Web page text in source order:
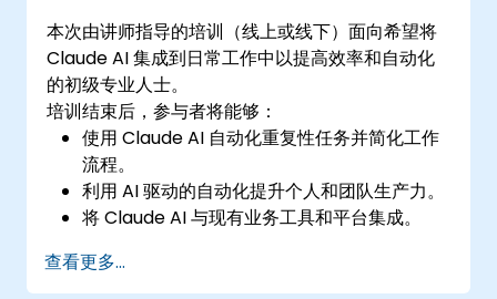
本次由讲师指导的培训（线上或线下）面向希望将
Claude AI 集成到日常工作中以提高效率和自动化
的初级专业人士。
培训结束后，参与者将能够：
使用 Claude AI 自动化重复性任务并简化工作
流程。
利用 AI 驱动的自动化提升个人和团队生产力。
将 Claude AI 与现有业务工具和平台集成。
查看更多...